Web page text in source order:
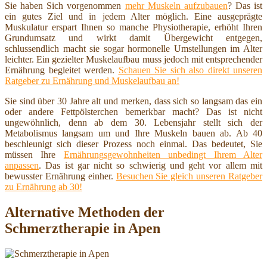
Sie haben Sich vorgenommen mehr Muskeln aufzubauen? Das ist
ein gutes Ziel und in jedem Alter möglich. Eine ausgeprägte
Muskulatur erspart Ihnen so manche Physiotherapie, erhöht Ihren
Grundumsatz und wirkt damit Übergewicht entgegen,
schlussendlich macht sie sogar hormonelle Umstellungen im Alter
leichter. Ein gezielter Muskelaufbau muss jedoch mit entsprechender
Ernährung begleitet werden. Schauen Sie sich also direkt unseren
Ratgeber zu Ernährung und Muskelaufbau an!
Sie sind über 30 Jahre alt und merken, dass sich so langsam das ein
oder andere Fettpölsterchen bemerkbar macht? Das ist nicht
ungewöhnlich, denn ab dem 30. Lebensjahr stellt sich der
Metabolismus langsam um und Ihre Muskeln bauen ab. Ab 40
beschleunigt sich dieser Prozess noch einmal. Das bedeutet, Sie
müssen Ihre Ernährungsgewohnheiten unbedingt Ihrem Alter
anpassen. Das ist gar nicht so schwierig und geht vor allem mit
bewusster Ernährung einher. Besuchen Sie gleich unseren Ratgeber
zu Ernährung ab 30!
Alternative Methoden der
Schmerztherapie in Apen